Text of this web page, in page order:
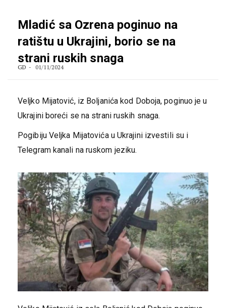
Mladić sa Ozrena poginuo na
ratištu u Ukrajini, borio se na
strani ruskih snaga
GD 01/11/2024
Veljko Mijatović, iz Boljanića kod Doboja, poginuo je u
Ukrajini boreći se na strani ruskih snaga.
Pogibiju Veljka Mijatovića u Ukrajini izvestili su i
Telegram kanali na ruskom jeziku.